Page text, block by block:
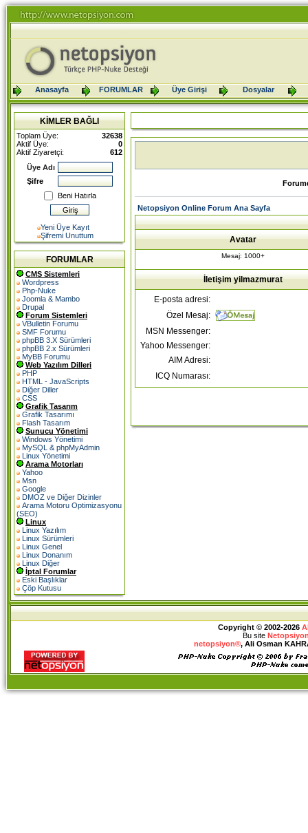
Anasayfa FORUMLAR Üye Girişi Dosyalar
KİMLER BAĞLI
Toplam Üye:
32638
Aktif Üye:
0
Aktif Ziyaretçi:
612
Üye Adı
Şifre
Beni Hatırla
Yeni Üye Kayıt
Şifremi Unuttum
FORUMLAR
CMS Sistemleri
Wordpress
Php-Nuke
Joomla & Mambo
Drupal
Forum Sistemleri
VBulletin Forumu
SMF Forumu
phpBB 3.X Sürümleri
phpBB 2.x Sürümleri
MyBB Forumu
Web Yazılım Dilleri
PHP
HTML - JavaScripts
Diğer Diller
CSS
Grafik Tasarım
Grafik Tasarımı
Flash Tasarım
Sunucu Yönetimi
Windows Yönetimi
MySQL & phpMyAdmin
Linux Yönetimi
Arama Motorları
Yahoo
Msn
Google
DMOZ ve Diğer Dizinler
Arama Motoru Optimizasyonu
(SEO)
Linux
Linux Yazılım
Linux Sürümleri
Linux Genel
Linux Donanım
Linux Diğer
İptal Forumlar
Eski Başlıklar
Çöp Kutusu
Netopsiyon Online Forum Ana Sayfa
Avatar
Mesaj: 1000+
İletişim yilmazmurat
E-posta adresi:
Özel Mesaj:
MSN Messenger:
Yahoo Messenger:
AIM Adresi:
ICQ Numarası:
Copyright © 2002-2026
Bu site
netopsiyon®, Ali Osman